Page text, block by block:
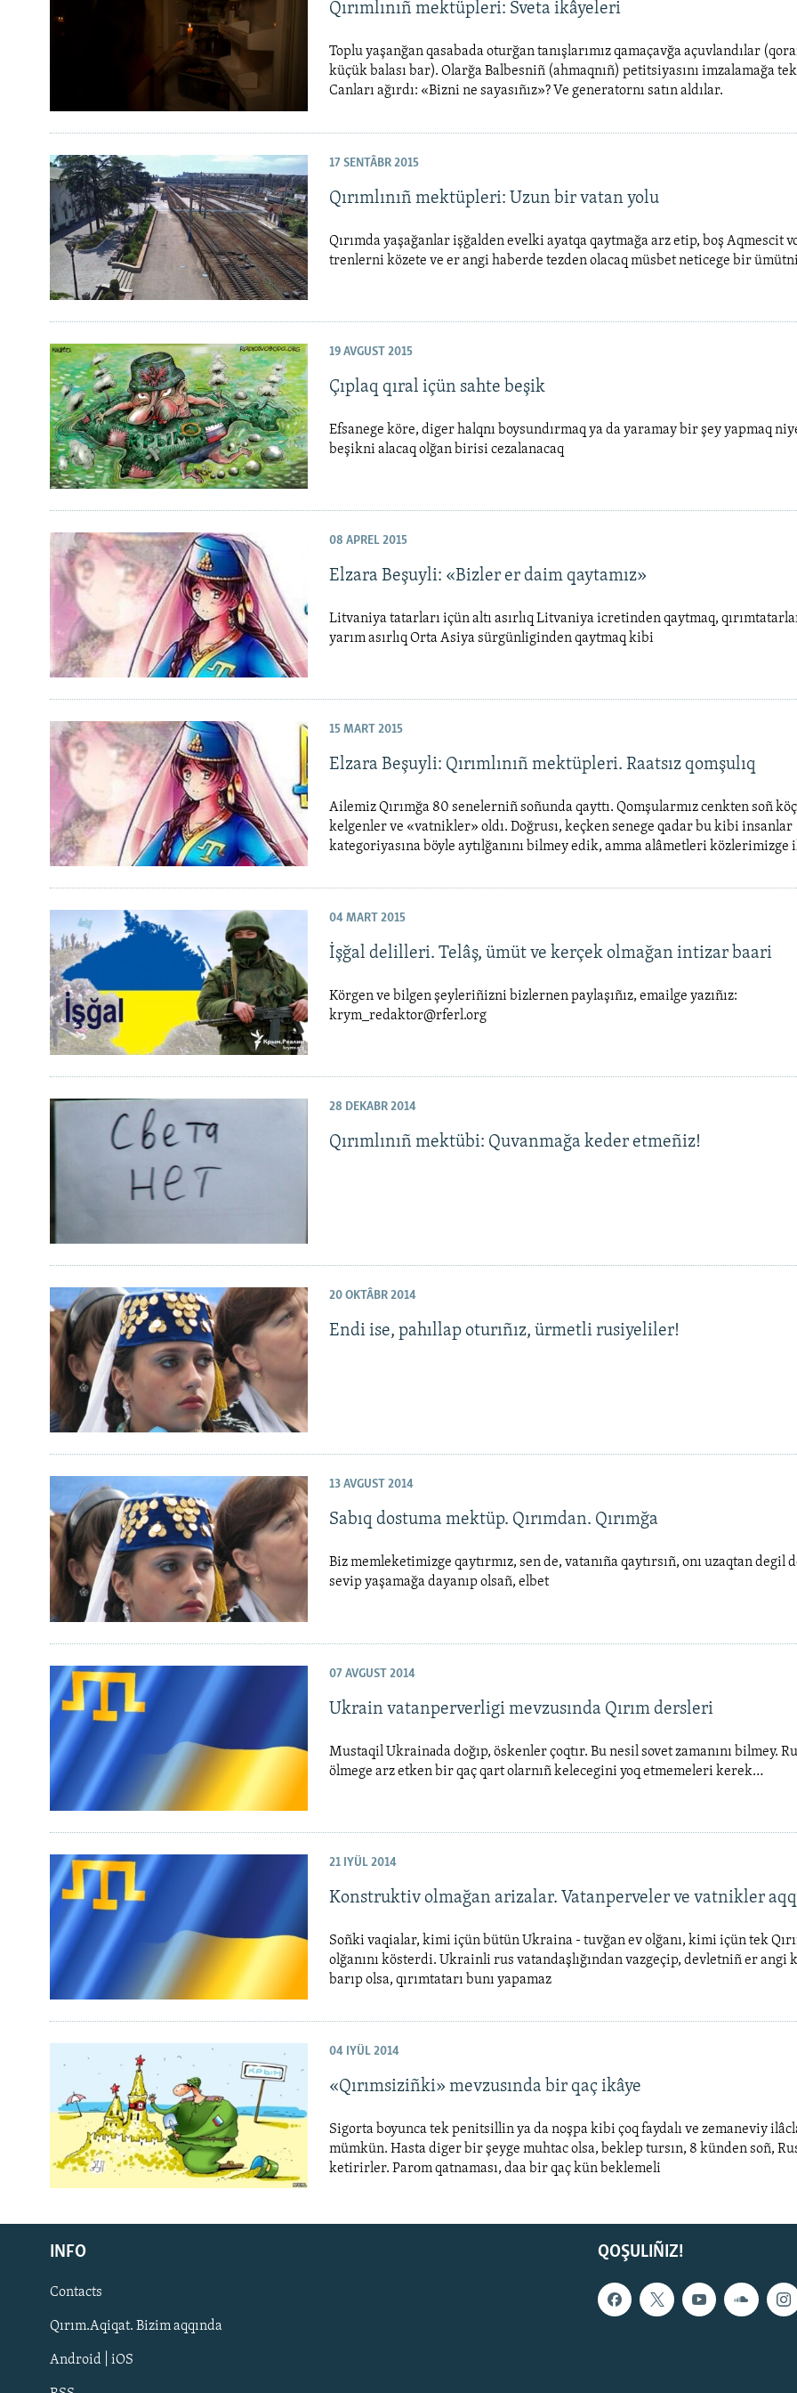
Русский
Українською
QOŞULIÑIZ!
Qırımlınıñ mektüpleri: Sveta ikâyeleri
Toplu yaşanğan qasabada oturğan tanışlarımız qamaçavğa açuvlandılar
küçük balası bar). Olarğa Balbesniñ (ahmaqnıñ) petitsiyasını imzalamağa
Canları ağırdı: «Bizni ne sayasıñız»? Ve generatornı satın aldılar.
17 SENTÂBR 2015
Qırımlınıñ mektüpleri: Uzun bir vatan yolu
Qırımda yaşağanlar işğalden evelki ayatqa qaytmağa arz etip, boş Aqmescit
trenlerni közete ve er angi haberde tezden olacaq müsbet neticege bir
19 AVGUST 2015
Çıplaq qıral içün sahte beşik
Efsanege köre, diger halqnı boysundırmaq ya da yaramay bir şey yapmaq
beşikni alacaq olğan birisi cezalanacaq
08 APREL 2015
Elzara Beşuyli: «Bizler er daim qaytamız»
Litvaniya tatarları içün altı asırlıq Litvaniya icretinden qaytmaq,
yarım asırlıq Orta Asiya sürgünliginden qaytmaq kibi
15 MART 2015
Elzara Beşuyli: Qırımlınıñ mektüpleri. Raatsız qomşulıq
Ailemiz Qırımğa 80 senelerniñ soñunda qayttı. Qomşularmız cenktеn soñ
kelgenler ve «vatnikler» oldı. Doğrusı, keçken senege qadar bu kibi insanlar
kategoriyasına böyle aytılğanını bilmey edik, amma alâmetleri közlerimizge
04 MART 2015
İşğal delilleri. Telâş, ümüt ve kerçek olmağan intizar baari
Körgen ve bilgen şeyleriñizni bizlernen paylaşıñız, emailge yazıñız:
krym_redaktor@rferl.org
28 DEKABR 2014
Qırımlınıñ mektübi: Quvanmağa keder etmeñiz!
20 OKTÂBR 2014
Endi ise, pahıllap oturıñız, ürmetli rusiyeliler!
13 AVGUST 2014
Sabıq dostuma mektüp. Qırımdan. Qırımğa
Biz memleketimizge qaytırmız, sen de, vatanıña qaytırsıñ, onı uzaqtan degil
sevip yaşamağa dayanıp olsañ, elbet
07 AVGUST 2014
Ukrain vatanperverligi mevzusında Qırım dersleri
Mustaqil Ukrainаda doğıp, öskenler çoqtır. Bu nesil sovet zamanını bilmey.
ölmege arz etken bir qaç qart olarnıñ kelecegini yoq etmemeleri kerek…
21 IYÜL 2014
Konstruktiv olmağan arizalar. Vatanperveler ve vatnikler
Soñki vaqialar, kimi içün bütün Ukraina - tuvğan ev olğanı, kimi içün tek
olğanını kösterdi. Ukrainli rus vatandaşlığından vazgeçip, devletniñ er angi
barıp olsa, qırımtatarı bunı yapamaz
04 IYÜL 2014
«Qırımsiziñki» mevzusında bir qaç ikâye
Sigorta boyunca tek penitsillin ya da noşpa kibi çoq faydalı ve zemaneviy
mümkün. Hasta diger bir şeyge muhtac olsa, beklep tursın, 8 künden soñ,
ketirirler. Parоm qatnaması, daa bir qaç kün beklemeli
QOŞULIÑIZ!
INFO
Contacts
Qırım.Aqiqat. Bizim aqqında
Android | iOS